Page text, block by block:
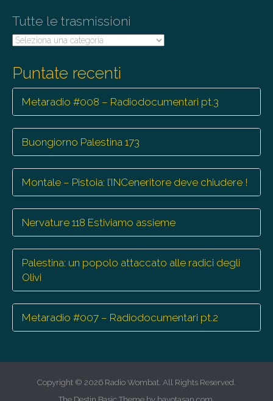
n
Tutte le trasmissioni
Tutte
Puntate recenti
Metaradio #008 – Radiodocumentari pt.3
Buongiorno Palestina 173
Montale – Pistoia: l’INCeneritore deve chiudere !
Nervature 118 Estiviamo assieme
Palestina: un popolo attaccato alle radici degli
Olivi
Metaradio #007 – Radiodocumentari pt.2
Copyright © 2026 Radio Wombat. All Rights Reserved.